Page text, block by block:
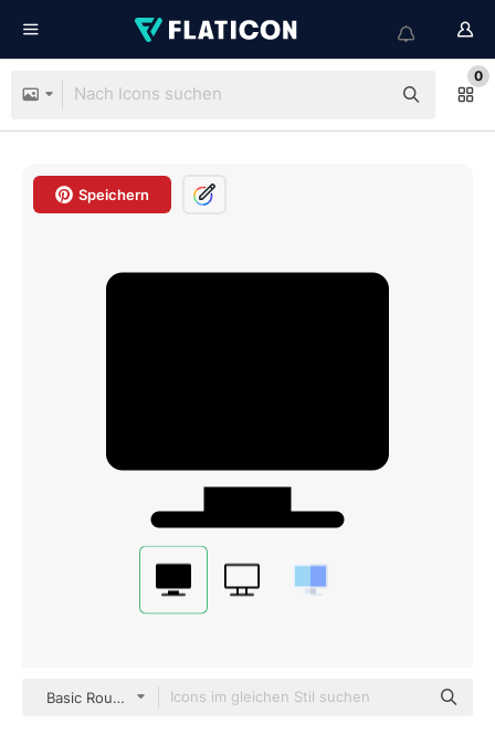
0
Speichern
Basic Rounded Filled